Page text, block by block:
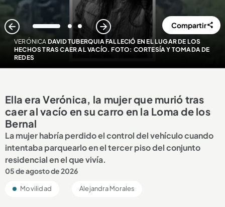
VERÓNICA DAVID TUBERQUIA FALLECIÓ EN EL LUGAR DE LOS
HECHOS TRAS CAER AL VACÍO. FOTO: CORTESÍA Y TOMADA DE
REDES
1 2 3 Compartir
Ella era Verónica, la mujer que murió tras
caer al vacío en su carro en la Loma de los
Bernal
La mujer habría perdido el control del vehículo cuando
intentaba parquearlo en el tercer piso del conjunto
residencial en el que vivía.
05 de agosto de 2026
Movilidad Alejandra Morales